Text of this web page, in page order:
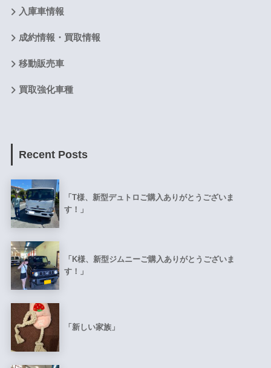
入庫車情報
成約情報・買取情報
移動販売車
買取強化車種
Recent Posts
「T様、新型デュトロご購入ありがとうございま
す！」
「K様、新型ジムニーご購入ありがとうございま
す！」
「新しい家族」